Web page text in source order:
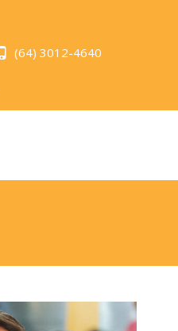
(64) 3012-4640